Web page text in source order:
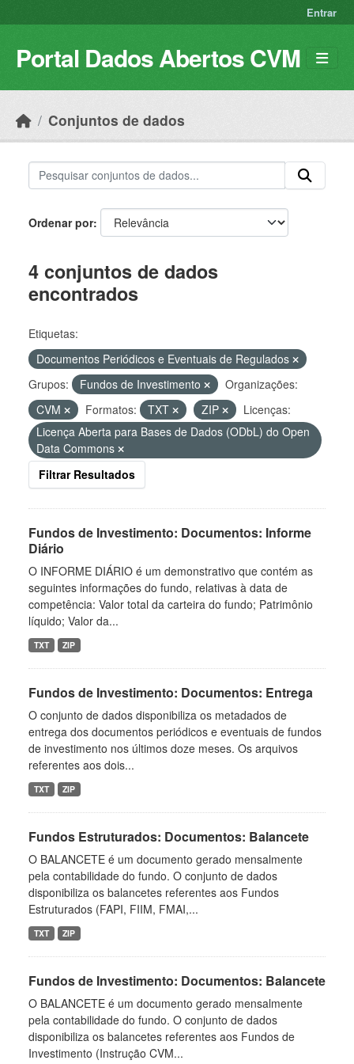
Entrar
Portal Dados Abertos CVM
Conjuntos de dados
Ordenar por
4 conjuntos de dados
encontrados
Etiquetas:
Documentos Periódicos e Eventuais de Regulados
Grupos:
Fundos de Investimento
Organizações:
CVM
Formatos: TXT ZIP
Licenças:
Licença Aberta para Bases de Dados (ODbL) do Open
Data Commons
Filtrar Resultados
Fundos de Investimento: Documentos: Informe
Diário
O INFORME DIÁRIO é um demonstrativo que contém as
seguintes informações do fundo, relativas à data de
competência: Valor total da carteira do fundo; Patrimônio
líquido; Valor da...
TXT ZIP
Fundos de Investimento: Documentos: Entrega
O conjunto de dados disponibiliza os metadados de
entrega dos documentos periódicos e eventuais de fundos
de investimento nos últimos doze meses. Os arquivos
referentes aos dois...
TXT ZIP
Fundos Estruturados: Documentos: Balancete
O BALANCETE é um documento gerado mensalmente
pela contabilidade do fundo. O conjunto de dados
disponibiliza os balancetes referentes aos Fundos
Estruturados (FAPI, FIIM, FMAI,...
TXT ZIP
Fundos de Investimento: Documentos: Balancete
O BALANCETE é um documento gerado mensalmente
pela contabilidade do fundo. O conjunto de dados
disponibiliza os balancetes referentes aos Fundos de
Investimento (Instrução CVM...